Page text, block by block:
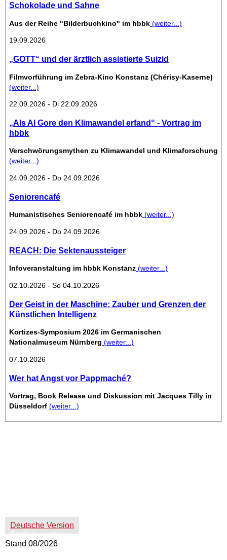
Schokolade und Sahne
Aus der Reihe "Bilderbuchkino" im hbbk (weiter...)
19.09.2026
„GOTT“ und der ärztlich assistierte Suizid
Filmvorführung im Zebra-Kino Konstanz (Chérisy-Kaserne)
(weiter...)
22.09.2026 - Di 22.09.2026
„Als Al Gore den Klimawandel erfand“ - Vortrag im
hbbk
Verschwörungsmythen zu Klimawandel und Klimaforschung
(weiter...)
24.09.2026 - Do 24.09.2026
Seniorencafé
Humanistisches Seniorencafé im hbbk (weiter...)
24.09.2026 - Do 24.09.2026
REACH: Die Sektenaussteiger
Infoveranstaltung im hbbk Konstanz (weiter...)
02.10.2026 - So 04.10.2026
Der Geist in der Maschine: Zauber und Grenzen der
Künstlichen Intelligenz
Kortizes-Symposium 2026 im Germanischen
Nationalmuseum Nürnberg (weiter...)
07.10.2026
Wer hat Angst vor Pappmaché?
Vortrag, Book Release und Diskussion mit Jacques Tilly in
Düsseldorf (weiter...)
Impressum
Deutsche Version
English version
Stand 08/2026